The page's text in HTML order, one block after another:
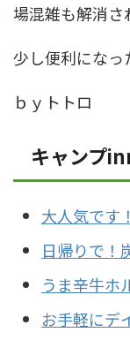
場混雑も解消さ
少し便利にな
ｂｙトトロ
キャンプ
大人気です
日帰りで！
うま辛牛ホ
お手軽にデ